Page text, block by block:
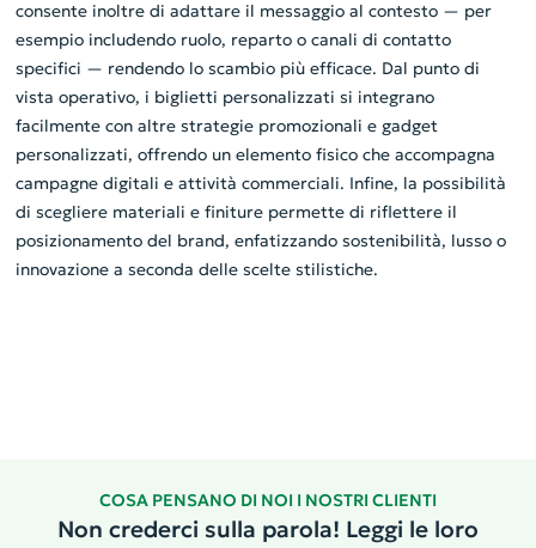
consente inoltre di adattare il messaggio al contesto — per
esempio includendo ruolo, reparto o canali di contatto
specifici — rendendo lo scambio più efficace. Dal punto di
vista operativo, i biglietti personalizzati si integrano
facilmente con altre strategie promozionali e gadget
personalizzati, offrendo un elemento fisico che accompagna
campagne digitali e attività commerciali. Infine, la possibilità
di scegliere materiali e finiture permette di riflettere il
posizionamento del brand, enfatizzando sostenibilità, lusso o
innovazione a seconda delle scelte stilistiche.
COSA PENSANO DI NOI I NOSTRI CLIENTI
Non crederci sulla parola! Leggi le loro